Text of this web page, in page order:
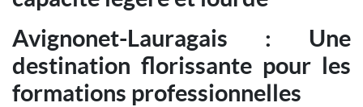
Avignonet-Lauragais : Une
destination florissante pour les
formations professionnelles